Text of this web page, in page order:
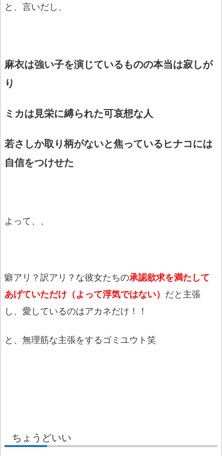
と、言いだし、
麻衣は強い子を演じているものの本当は寂しが
り
ミカは見栄に縛られた可哀想な人
若さしか取り柄がないと焦っているヒナコには
自信をつけせた
よって、、
癖アリ？訳アリ？な彼女たちの承認欲求を満たして
あげていただけ（よって浮気ではない） だと主張
し、愛しているのはアカネだけ！！
と、無理筋な主張をするゴミユウト笑
ちょうどいい